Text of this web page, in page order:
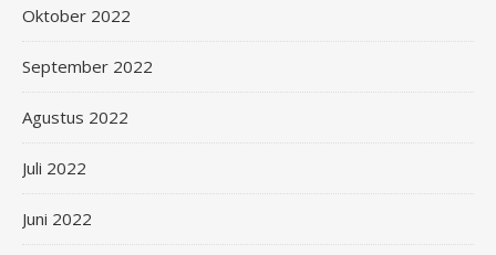
Oktober 2022
September 2022
Agustus 2022
Juli 2022
Juni 2022